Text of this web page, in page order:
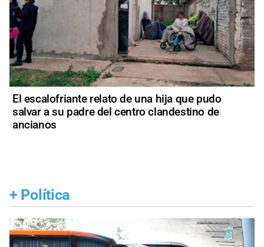
El escalofriante relato de una hija que pudo
salvar a su padre del centro clandestino de
ancianos
+ Política